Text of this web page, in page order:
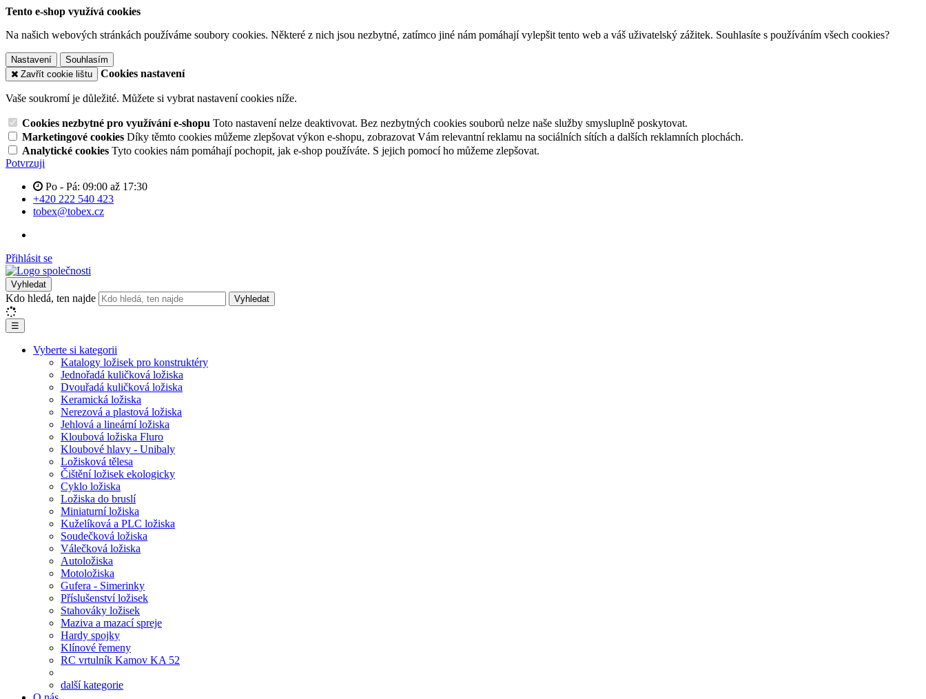
Tento e-shop využívá cookies
Na našich webových stránkách používáme soubory cookies. Některé z nich jsou nezbytné, zatímco jiné nám pomáhají vylepšit tento web a váš uživatelský zážitek. Souhlasíte s používáním všech cookies?
Nastavení
Souhlasím
Zavřít cookie lištu
Cookies nastavení
Vaše soukromí je důležité. Můžete si vybrat nastavení cookies níže.
Cookies nezbytné pro využívání e-shopu Toto nastavení nelze deaktivovat. Bez nezbytných cookies souborů nelze naše služby smysluplně poskytovat.
Marketingové cookies Díky těmto cookies můžeme zlepšovat výkon e-shopu, zobrazovat Vám relevantní reklamu na sociálních sítích a dalších reklamních plochách.
Analytické cookies Tyto cookies nám pomáhají pochopit, jak e-shop používáte. S jejich pomocí ho můžeme zlepšovat.
Potvrzuji
Po - Pá: 09:00 až 17:30
+420 222 540 423
tobex@tobex.cz
Přihlásit se
Vyhledat
Kdo hledá, ten najde Vyhledat
☰
Vyberte si kategorii
Katalogy ložisek pro konstruktéry
Jednořadá kuličková ložiska
Dvouřadá kuličková ložiska
Keramická ložiska
Nerezová a plastová ložiska
Jehlová a lineární ložiska
Kloubová ložiska Fluro
Kloubové hlavy - Unibaly
Ložisková tělesa
Čištění ložisek ekologicky
Cyklo ložiska
Ložiska do bruslí
Miniaturní ložiska
Kuželíková a PLC ložiska
Soudečková ložiska
Válečková ložiska
Autoložiska
Motoložiska
Gufera - Simerinky
Příslušenství ložisek
Stahováky ložisek
Maziva a mazací spreje
Hardy spojky
Klínové řemeny
RC vrtulník Kamov KA 52
další kategorie